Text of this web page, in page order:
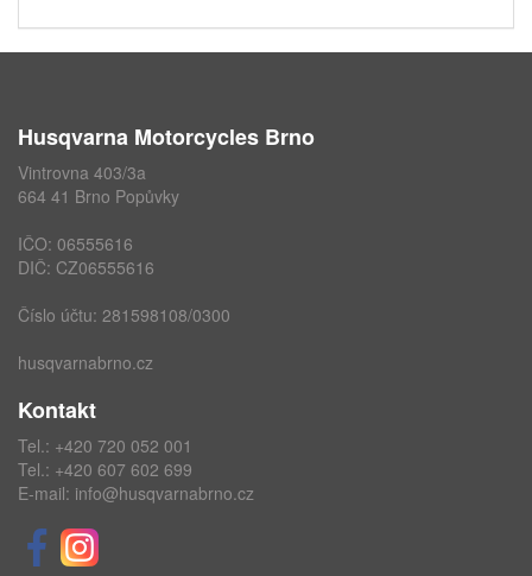
Husqvarna Motorcycles Brno
Vintrovna 403/3a
664 41 Brno Popůvky
IČO: 06555616
DIČ: CZ06555616
Číslo účtu: 281598108/0300
husqvarnabrno.cz
Kontakt
Tel.: +420 720 052 001
Tel.: +420 607 602 699
E-mail: info@husqvarnabrno.cz